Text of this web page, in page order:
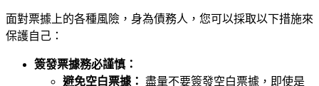
面對票據上的各種風險，身為債務人，您可以採取以下措施來
保護自己：
簽發票據務必謹慎：
避免空白票據： 盡量不要簽發空白票據，即使是